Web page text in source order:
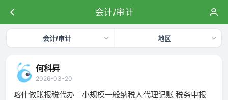
会计/审计
会计/审计 地区
何科昇
2026-03-20
喀什做账报税代办｜小规模一般纳税人代理记账 税务申报